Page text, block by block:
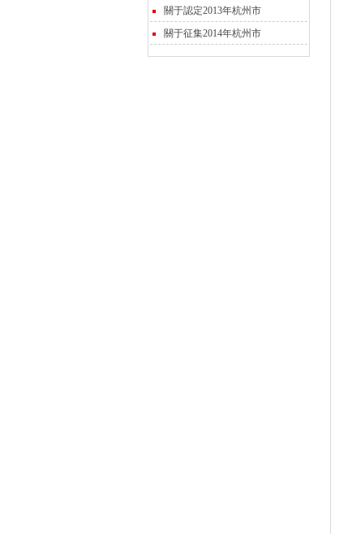
關于認定2013年杭州市
關于征集2014年杭州市